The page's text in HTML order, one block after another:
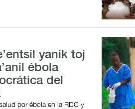
yanik toj
ébola
del
por ébola en la RDC y